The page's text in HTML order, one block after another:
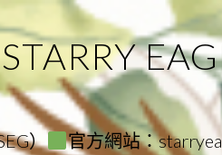
）
官方網站：